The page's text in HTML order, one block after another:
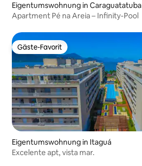
Eigentumswohnung in Caraguatatuba
Apartment Pé na Areia – Infinity-Pool
Gäste-Favorit
Gäste-Favorit
Eigentumswohnung in Itaguá
Excelente apt, vista mar.